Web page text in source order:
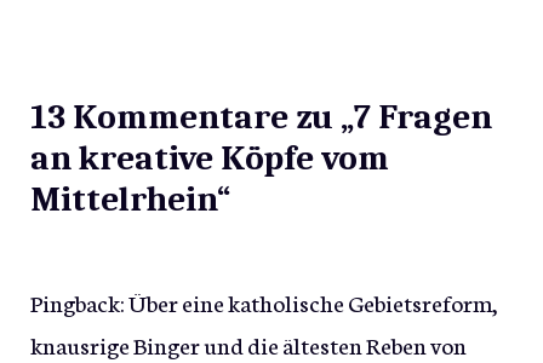
13 Kommentare zu „7 Fragen
an kreative Köpfe vom
Mittelrhein“
Pingback:Über eine katholische Gebietsreform,
knausrige Binger und die ältesten Reben von